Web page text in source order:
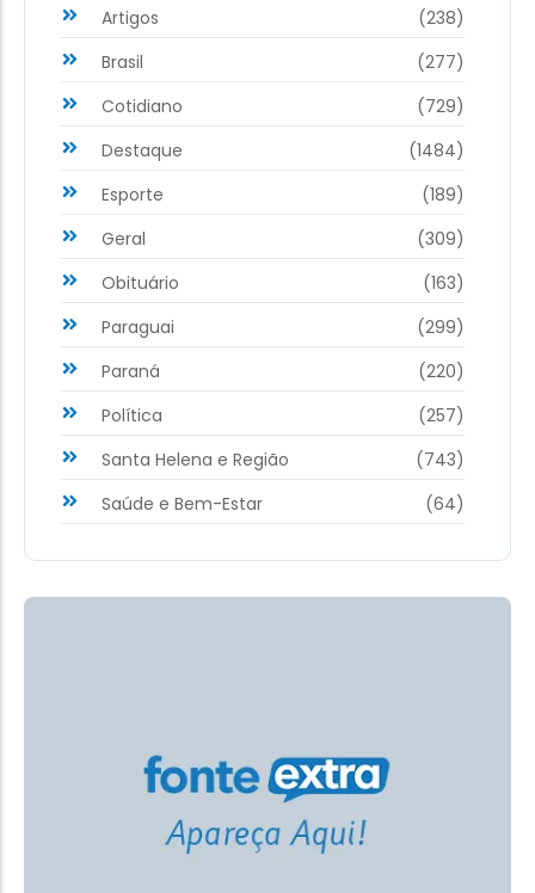
Artigos
(238)
Brasil
(277)
Cotidiano
(729)
Destaque
(1484)
Esporte
(189)
Geral
(309)
Obituário
(163)
Paraguai
(299)
Paraná
(220)
Política
(257)
Santa Helena e Região
(743)
Saúde e Bem-Estar
(64)